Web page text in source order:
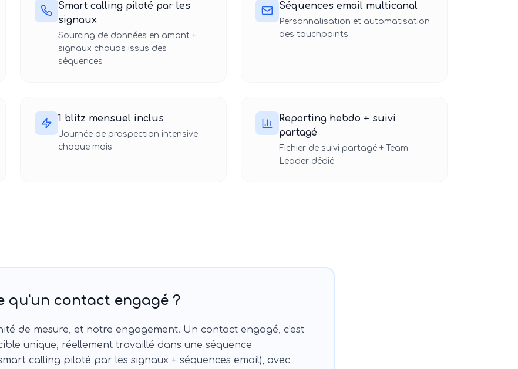
Smart calling piloté par les
signaux
Sourcing de données en amont +
signaux chauds issus des
séquences
Séquences email multicanal
Personnalisation et automatisation
des touchpoints
1 blitz mensuel inclus
Journée de prospection intensive
chaque mois
Reporting hebdo + suivi
partagé
Fichier de suivi partagé + Team
Leader dédié
qu'un contact engagé ?
de mesure, et notre engagement. Un contact engagé, c'est
unique, réellement travaillé dans une séquence
calling piloté par les signaux + séquences email), avec